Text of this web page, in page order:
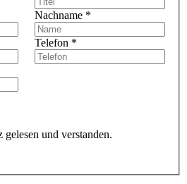
Nachname *
Telefon *
und verstanden.